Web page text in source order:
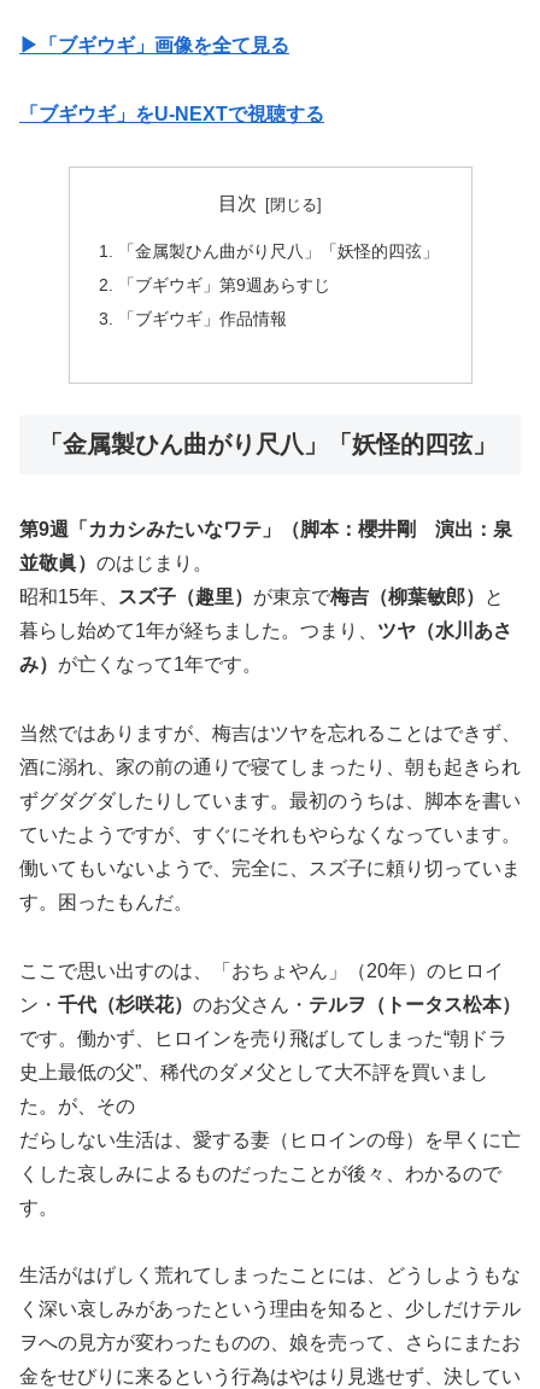
▶︎「ブギウギ」画像を全て見る
「ブギウギ」をU-NEXTで視聴する
目次
「金属製ひん曲がり尺八」「妖怪的四弦」
「ブギウギ」第9週あらすじ
「ブギウギ」作品情報
「金属製ひん曲がり尺八」「妖怪的四弦」
第9週「カカシみたいなワテ」（脚本：櫻井剛 演出：泉
並敬眞） のはじまり。
昭和15年、
スズ子（趣里） が東京で梅吉（柳葉敏郎）
と
暮らし始めて1年が経ちました。つまり、 ツヤ（水川あさ
み） が亡くなって1年です。
当然ではありますが、梅吉はツヤを忘れることはできず、
酒に溺れ、家の前の通りで寝てしまったり、朝も起きられ
ずグダグダしたりしています。最初のうちは、脚本を書い
ていたようですが、すぐにそれもやらなくなっています。
働いてもいないようで、完全に、スズ子に頼り切っていま
す。困ったもんだ。
ここで思い出すのは、「おちょやん」（20年）のヒロイ
ン・ 千代（杉咲花） のお父さん・ テルヲ（トータス松本）
です。働かず、ヒロインを売り飛ばしてしまった“朝ドラ
史上最低の父”、稀代のダメ父として大不評を買いまし
た。が、その
だらしない生活は、愛する妻（ヒロインの母）を早くに亡
くした哀しみによるものだったことが後々、わかるので
す。
生活がはげしく荒れてしまったことには、どうしようもな
く深い哀しみがあったという理由を知ると、少しだけテル
ヲへの見方が変わったものの、娘を売って、さらにまたお
金をせびりに来るという行為はやはり見逃せず、決してい